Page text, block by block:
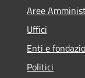
Aree
Uffici
Enti e
Politici